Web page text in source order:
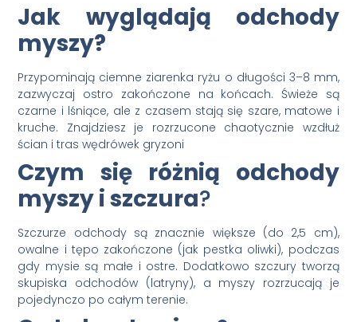
Jak wyglądają odchody
myszy?
Przypominają ciemne ziarenka ryżu o długości 3–8 mm,
zazwyczaj ostro zakończone na końcach. Świeże są
czarne i lśniące, ale z czasem stają się szare, matowe i
kruche. Znajdziesz je rozrzucone chaotycznie wzdłuż
ścian i tras wędrówek gryzoni
Czym się różnią odchody
myszy i szczura?
Szczurze odchody są znacznie większe (do 2,5 cm),
owalne i tępo zakończone (jak pestka oliwki), podczas
gdy mysie są małe i ostre. Dodatkowo szczury tworzą
skupiska odchodów (latryny), a myszy rozrzucają je
pojedynczo po całym terenie.